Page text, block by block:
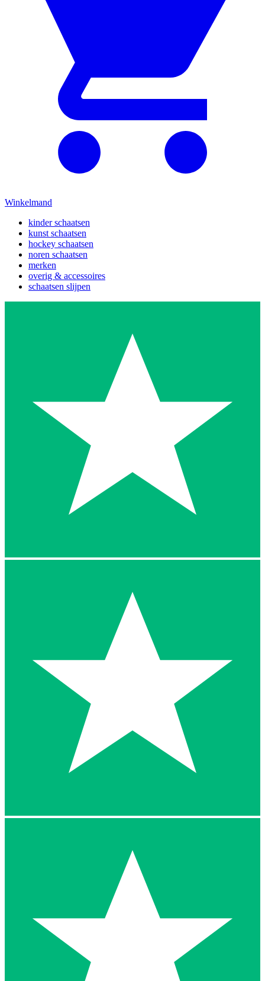
Winkelmand
kinder schaatsen
kunst schaatsen
hockey schaatsen
noren schaatsen
merken
overig & accessoires
schaatsen slijpen